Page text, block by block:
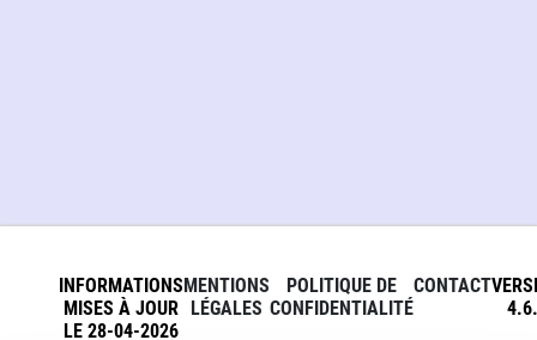
INFORMATIONS
MISES À JOUR
LE 28-04-2026
MENTIONS
LÉGALES
POLITIQUE DE
CONFIDENTIALITÉ
CONTACT